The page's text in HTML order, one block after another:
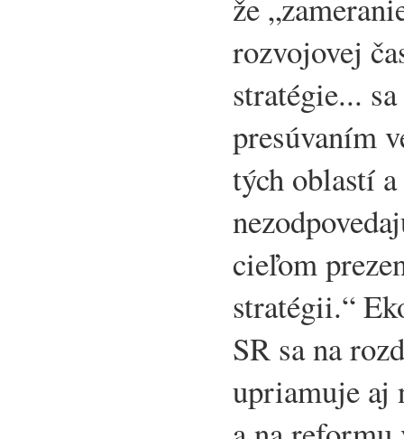
že
rozvojovej
stratégie...
presúvaním
tých oblastí
cieľom
stratégii.“
SR sa na
upriamuje aj